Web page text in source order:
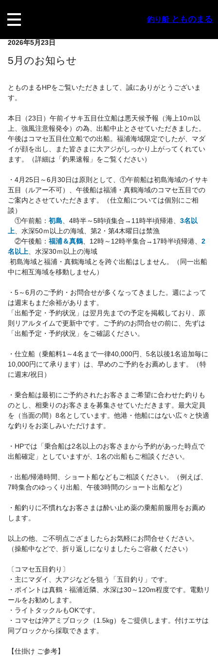
釣り船とものまる
2026年5月23日
5月のお知らせ
とものまるHPをご覧いただきまして、誠にありがとうございま
す。
本日（23日）午前イサキ五目仕立船は悪天候予報（海上10ｍ以
上、強風注意報発令）の為、出船中止とさせていただきました。
午後はコマセ五目仕立船での出船。福浦海域限定でしたが、マダ
イが顔を出し、また皆さまに大アジがしっかり上がってくれてい
ます。（詳細は「釣果速報」をご覧ください）
・4月25日～6月30日は原則として、①午前船は初島海域のイサキ
五目（ルアー不可）、午後船は福浦・真鶴海域のコマセ五目での
ご案内とさせていただきます。（仕立船については個別にご相
談）
①午前船： 初島 、4時半～5時頃集合→11時半頃帰港、 3名以
上 、水深50ｍ以上の海域、第2・第4木曜日は禁漁
②午後船： 福浦＆真鶴 、12時～12時半集合→17時半頃帰港、 2
名以上 、水深30ｍ以上の海域
中に相互海域を移動しません）
・5～6月のご予約・お問合せが多くなってきました。週によって
は週末もまだ余裕があります。
「出船予定・予約状況」は翌月先までの予定を掲載しており、原
則リアルタイムで更新中です。ご予約のお問合せの前に、先ずは
「出船予定・予約状況」をご確認ください。
・仕立船（乗船料1～4名まで一律40,000円、5名以後1名追加毎に
10,000円にて承ります）は、早めのご予約をお薦めします。（特
に週末/祝日）
・乗合船は最初にご予約されたお客さまご希望に合わせた釣りも
のとし、相乗りのお客さまを募集させていただきます。最大定員
を（当面の間）8名としています。他港・他船にはない広々と快適
な釣りをお楽しみいただけます。
・HPでは「乗合船は2名以上のお客さまから予約があった時点で
出船確定」としていますが、1名の出船もご相談ください。
・出船/帰港時間、ショート船などもご相談ください。（例えば、
7時集合のゆっくり出船、午後3時間のショート出船など）
・船釣りに不慣れなお客さまは酔い止め薬の乗船前服用をお薦め
します。
以上の他、ご不明点ござましたらお気軽にお問合せください。
（操船中などで、折り返しになりましたらご容赦ください）
〔コマセ五目釣り〕
・主にマダイ、大アジなどを狙う「五目釣り」です。
・ポイントは真鶴・福浦近隣、水深は30～120m程度です。電動リ
ールをお勧めします。
・ライトタックルもOKです。
・コマセは沖アミブロック（1.5kg）をご提供します。付けエサは
同ブロックから採取できます。
【仕掛け ご参考】